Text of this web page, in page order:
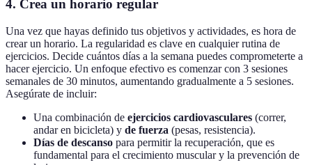
4. Crea un horario regular
Una vez que hayas definido tus objetivos y actividades, es hora de
crear un horario. La regularidad es clave en cualquier rutina de
ejercicios. Decide cuántos días a la semana puedes comprometerte a
hacer ejercicio. Un enfoque efectivo es comenzar con 3 sesiones
semanales de 30 minutos, aumentando gradualmente a 5 sesiones.
Asegúrate de incluir:
Una combinación de ejercicios cardiovasculares (correr,
andar en bicicleta) y de fuerza (pesas, resistencia).
Días de descanso para permitir la recuperación, que es
fundamental para el crecimiento muscular y la prevención de